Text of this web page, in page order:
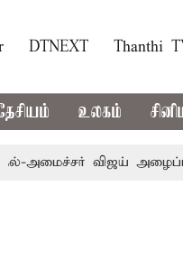
DTNEXT Thanthi
உலகம்
விஜய் அழைப்பு